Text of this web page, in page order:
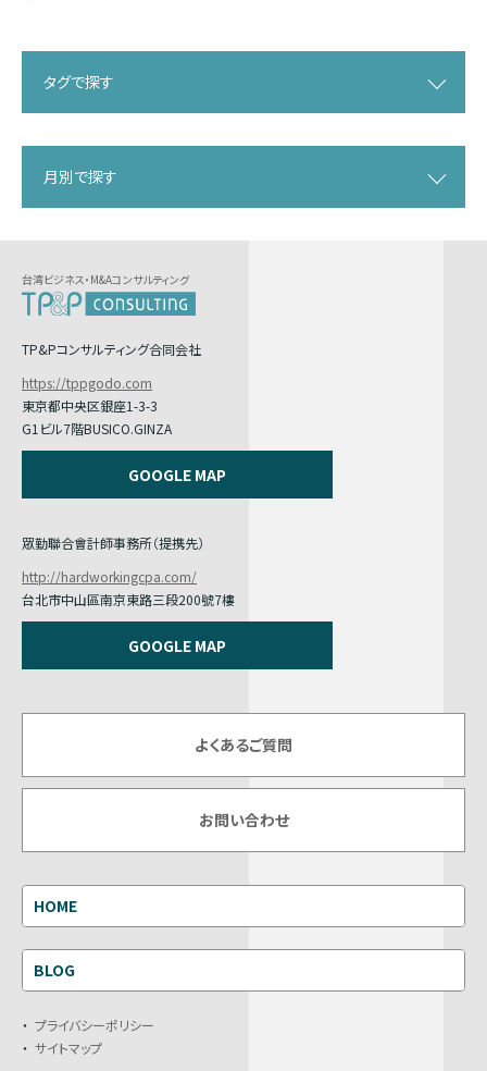
タグで探す
月別で探す
台湾ビジネス・M&Aコンサルティング
TP&Pコンサルティング合同会社
https://tppgodo.com
東京都中央区銀座1-3-3
G1ビル7階BUSICO.GINZA
GOOGLE MAP
眾勤聯合會計師事務所（提携先）
http://hardworkingcpa.com/
台北市中山區南京東路三段200號7樓
GOOGLE MAP
よくあるご質問
お問い合わせ
HOME
BLOG
プライバシーポリシー
サイトマップ